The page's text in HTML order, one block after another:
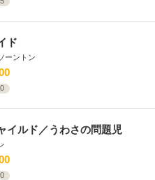
ド
ーントン
0
イルド／うわさの問題児
0